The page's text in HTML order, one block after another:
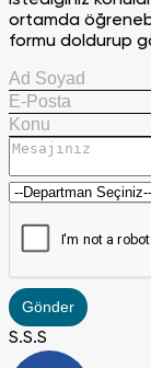
ortamda
formu doldurup
Gönder
S.S.S